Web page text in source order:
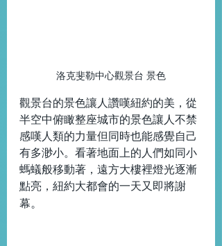
洛克斐勒中心觀景台 景色
觀景台的景色讓人讚嘆紐約的美，從
半空中俯瞰整座城市的景色讓人不禁
感嘆人類的力量但同時也能感覺自己
有多渺小。看著地面上的人們如同小
螞蟻般移動著，遠方大樓裡燈光逐漸
點亮，紐約大都會的一天又即將謝
幕。